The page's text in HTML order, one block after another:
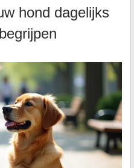
hond dagelijks